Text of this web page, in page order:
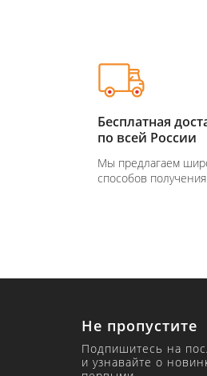
Бесплатная
по всей России
Мы предлагаем
способов получения
Не пропустите
Подпишитесь на
и узнавайте о